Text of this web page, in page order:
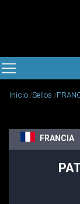
Inicio Sellos
FRANCIA